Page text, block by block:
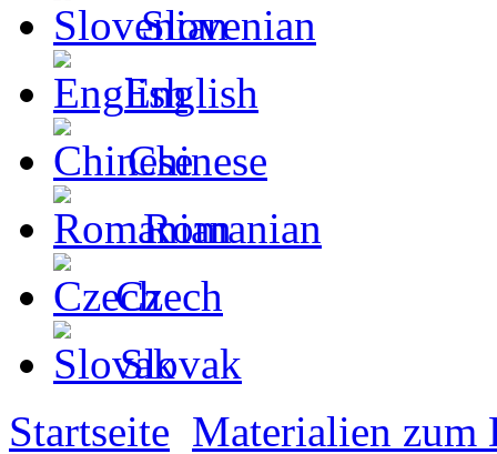
Slovenian
English
Chinese
Romanian
Czech
Slovak
Startseite Materialien zum